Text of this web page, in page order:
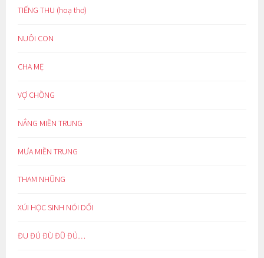
TIẾNG THU (hoạ thơ)
NUÔI CON
CHA MẸ
VỢ CHỒNG
NẮNG MIỀN TRUNG
MƯA MIỀN TRUNG
THAM NHŨNG
XÚI HỌC SINH NÓI DỐI
ĐU ĐÚ ĐÙ ĐŨ ĐỦ…